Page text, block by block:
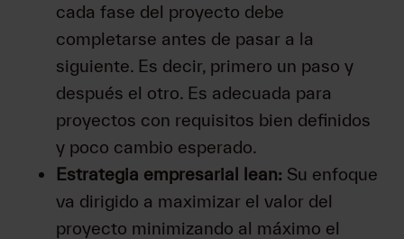
cada fase del proyecto debe
completarse antes de pasar a la
siguiente. Es decir, primero un paso y
después el otro. Es adecuada para
proyectos con requisitos bien definidos
y poco cambio esperado.
Estrategia empresarial lean: Su enfoque
va dirigido a maximizar el valor del
proyecto minimizando al máximo el